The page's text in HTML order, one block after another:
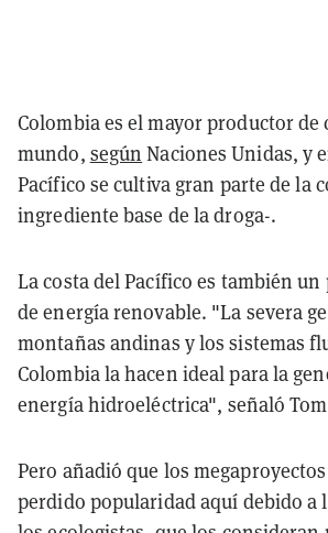
Colombia es el mayor productor de
mundo, según Naciones Unidas, y
Pacífico se cultiva gran parte de la
ingrediente base de la droga-.
La costa del Pacífico es también
de energía renovable. "La severa
montañas andinas y los sistemas
Colombia la hacen ideal para la
energía hidroeléctrica", señaló
Pero añadió que los
perdido popularidad aquí debido a